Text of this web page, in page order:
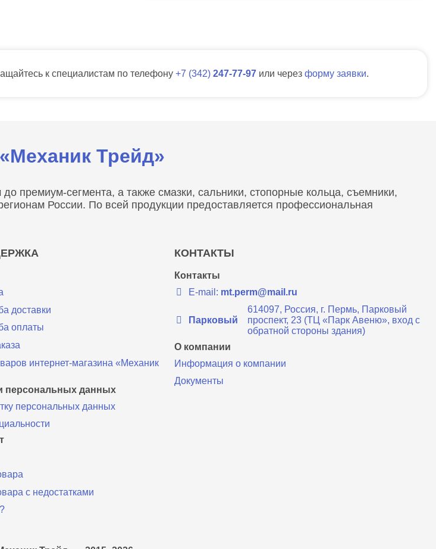
к специалистам по телефону 7 342 247-77-97 или через форму заявки.
Трейд»
премиум-сегмента, а также смазки, сальники, стопорные кольца, съемники,
России. По всей продукции предоставляется профессиональная
доставки
оплаты
интернет-магазина «Механик
персональных данных
персональных данных
с недостатками
КОНТАКТЫ
Контакты
E-mail: mt.perm@mail.ru
Парковый
614097, Россия, г. Пермь, Парковый
проспект, 23 (ТЦ «Парк Авеню», вход с
обратной стороны здания)
О компании
Информация о компании
Документы